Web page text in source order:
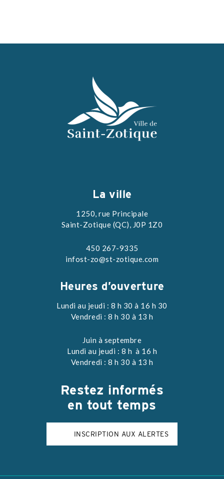
La ville
1250, rue Principale
Saint-Zotique (QC), J0P 1Z0
450 267-9335
infost-zo@st-zotique.com
Heures d’ouverture
Lundi au jeudi : 8 h 30 à 16 h 30
Vendredi : 8 h 30 à 13 h
Juin à septembre
Lundi au jeudi : 8 h à 16 h
Vendredi : 8 h 30 à 13 h
Restez informés
en tout temps
INSCRIPTION AUX ALERTES